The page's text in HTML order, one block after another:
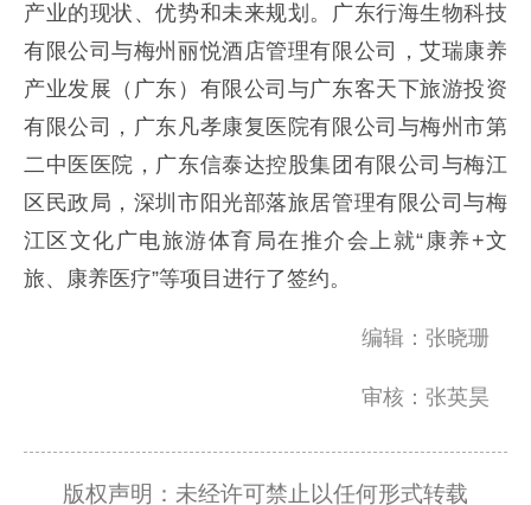
产业的现状、优势和未来规划。广东行海生物科技
有限公司与梅州丽悦酒店管理有限公司，艾瑞康养
产业发展（广东）有限公司与广东客天下旅游投资
有限公司，广东凡孝康复医院有限公司与梅州市第
二中医医院，广东信泰达控股集团有限公司与梅江
区民政局，深圳市阳光部落旅居管理有限公司与梅
江区文化广电旅游体育局在推介会上就“康养+文
旅、康养医疗”等项目进行了签约。
编辑：张晓珊
审核：张英昊
版权声明：未经许可禁止以任何形式转载